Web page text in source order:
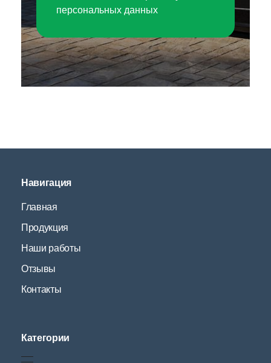
персональных данных
Навигация
Главная
Продукция
Наши работы
Отзывы
Контакты
Категории